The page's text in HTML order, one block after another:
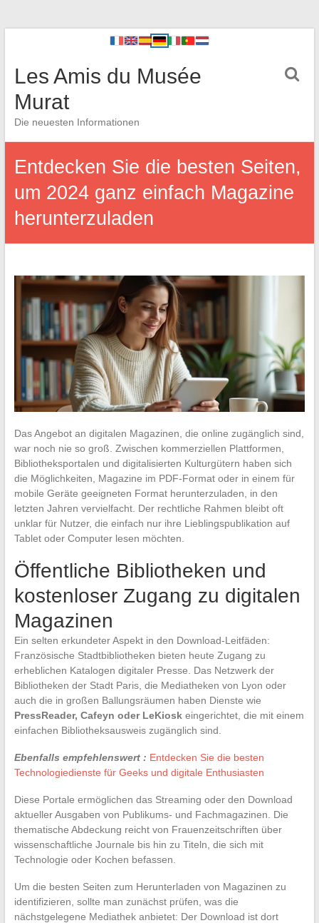
Les Amis du Musée
Murat
Die neuesten Informationen
Entdecken Sie die besten Seiten,
um 2024 ganz einfach Magazine
herunterzuladen
Das Angebot an digitalen Magazinen, die online zugänglich sind,
war noch nie so groß. Zwischen kommerziellen Plattformen,
Bibliotheksportalen und digitalisierten Kulturgütern haben sich
die Möglichkeiten, Magazine im PDF-Format oder in einem für
mobile Geräte geeigneten Format herunterzuladen, in den
letzten Jahren vervielfacht. Der rechtliche Rahmen bleibt oft
unklar für Nutzer, die einfach nur ihre Lieblingspublikation auf
Tablet oder Computer lesen möchten.
Öffentliche Bibliotheken und
kostenloser Zugang zu digitalen
Magazinen
Ein selten erkundeter Aspekt in den Download-Leitfäden:
Französische Stadtbibliotheken bieten heute Zugang zu
erheblichen Katalogen digitaler Presse. Das Netzwerk der
Bibliotheken der Stadt Paris, die Mediatheken von Lyon oder
auch die in großen Ballungsräumen haben Dienste wie
PressReader, Cafeyn oder LeKioskeingerichtet, die mit einem
einfachen Bibliotheksausweis zugänglich sind.
Ebenfalls empfehlenswert : Entdecken Sie die besten
Technologiedienste für Geeks und digitale Enthusiasten
Diese Portale ermöglichen das Streaming oder den Download
aktueller Ausgaben von Publikums- und Fachmagazinen. Die
thematische Abdeckung reicht von Frauenzeitschriften über
wissenschaftliche Journale bis hin zu Titeln, die sich mit
Technologie oder Kochen befassen.
Um die besten Seiten zum Herunterladen von Magazinen zu
identifizieren, sollte man zunächst prüfen, was die
nächstgelegene Mediathek anbietet: Der Download ist dort